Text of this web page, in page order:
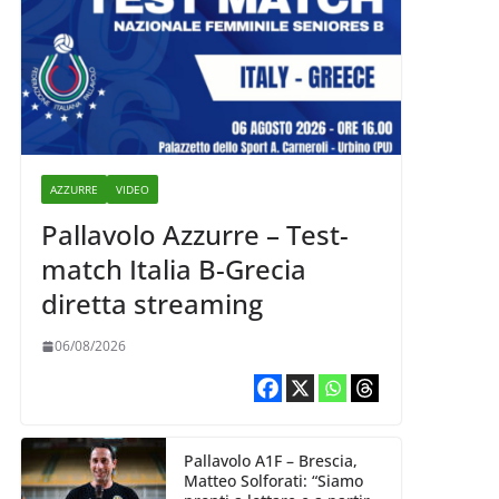
AZZURRE VIDEO
Pallavolo Azzurre – Test-
match Italia B-Grecia
diretta streaming
06/08/2026
Pallavolo A1F – Brescia,
Matteo Solforati: “Siamo